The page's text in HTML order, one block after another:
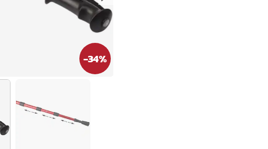
-34%